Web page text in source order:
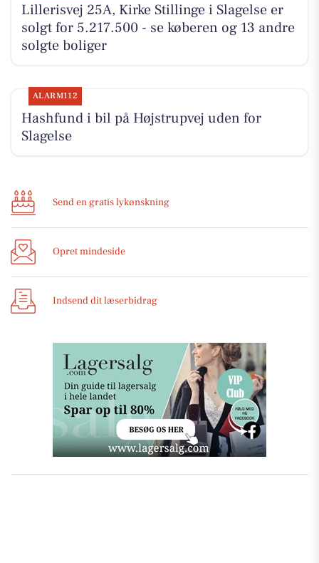
Lillerisvej 25A, Kirke Stillinge i Slagelse er
solgt for 5.217.500 - se køberen og 13 andre
solgte boliger
ALARM112
Hashfund i bil på Højstrupvej uden for
Slagelse
Send en gratis lykønskning
Opret mindeside
Indsend dit læserbidrag